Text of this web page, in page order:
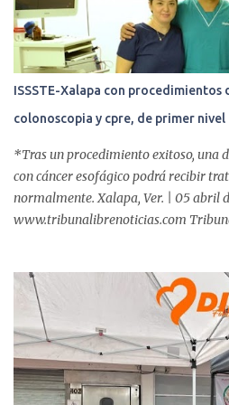
s
ISSSTE-Xalapa con procedimientos
colonoscopia y cpre, de primer nivel
*Tras un procedimiento exitoso, una
con cáncer esofágico podrá recibir
normalmente. Xalapa, Ver. | 05 abril
www.tribunalibrenoticias.com
incluyen endoscopia, colonoscopia
retrógrada endoscópica (CPRE), con
videoendoscopia gástrica y con
se cuenta con endoscopios de última
diagnósticos con mayor certeza y sin
través de la atención de un equipo de